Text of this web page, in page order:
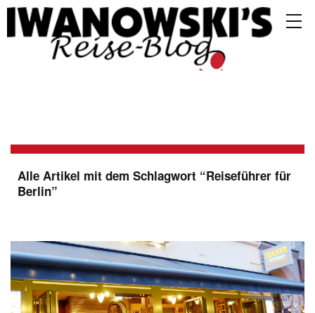
Alle Artikel mit dem Schlagwort “Reiseführer für
Berlin”